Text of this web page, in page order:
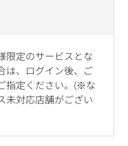
限定のサービスとな
は、ログイン後、ご
指定ください。(※な
未対応店舗がござい